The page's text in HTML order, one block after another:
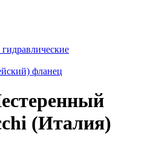
фланец
(Италия)